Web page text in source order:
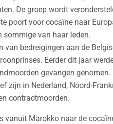
De groep wordt
poort voor cocaïne naar
sommige van haar leden.
bedreigingen aan de
Eerder dit jaar
gevangen
zijn in Nederland, Noord-
contractmoorden.
vanuit Marokko naar de